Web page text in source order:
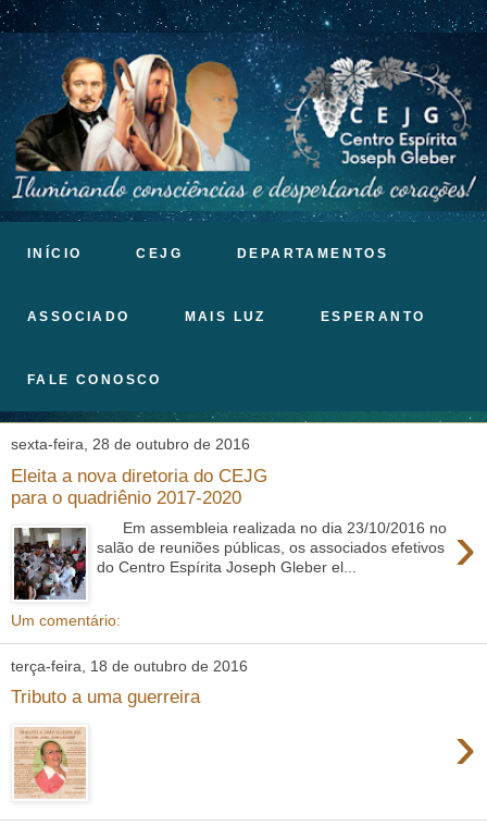
INÍCIO CEJG DEPARTAMENTOS
ASSOCIADO MAIS LUZ ESPERANTO
FALE CONOSCO
sexta-feira, 28 de outubro de 2016
Eleita a nova diretoria do CEJG
para o quadriênio 2017-2020
›
Em assembleia realizada no dia 23/10/2016 no
salão de reuniões públicas, os associados efetivos
do Centro Espírita Joseph Gleber el...
Um comentário:
terça-feira, 18 de outubro de 2016
Tributo a uma guerreira
›